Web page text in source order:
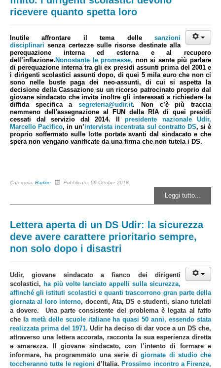
ricevere quanto spetta loro
Inutile affrontare il tema delle sanzioni
disciplinari senza certezze sulle risorse destinate alla
perequazione interna ed esterna e al recupero
dell’inflazione. Nonostante le promesse, non si sente più parlare
di perequazione interna tra gli ex presidi assunti prima del 2001 e
i dirigenti scolastici assunti dopo, di quei 5 mila euro che non ci
sono nelle buste paga dei neo-assunti, di cui si aspetta la
decisione della Cassazione su un ricorso patrocinato proprio dal
giovane sindacato che invita inoltre gli interessati a richiedere la
diffida specifica asegreteria@udir.it. Non c’è più traccia
nemmeno dell'assegnazione al FUN della RIA di quei presidi
cessati dal servizio dal 2014. Il presidente nazionale Udir,
Marcello Pacifico, in un’intervista incentrata sul contratto DS, si è
proprio soffermato sulle lotte portate avanti dal sindacato e che
spera non vengano vanificate da una firma che non tutela i DS.
Categoria: Radice Pubblicato: 09 Ottobre 2018
Leggi tutto...
Lettera aperta di un DS Udir: la sicurezza
deve avere carattere prioritario sempre,
non solo dopo i disastri
Udir, giovane sindacato a fianco dei dirigenti
scolastici, ha più volte lanciato appelli sulla sicurezza,
affinché gli istituti scolastici e quanti trascorrono gran parte della
giornata al loro interno, docenti, Ata, DS e studenti, siano tutelati
a dovere. Una parte consistente del problema è legata al fatto
che l a metà delle scuole italiane ha quasi 50 anni, essendo stata
realizzata prima del 1971. Udir ha deciso di dar voce a un DS che,
attraverso una lettera accorata, racconta la sua esperienza diretta
e amarezza. Il giovane sindacato, con l’intento di formare e
informare, ha programmato una serie digiornate di studio che
toccheranno tutte le regioni d’Italia. Prossimo incontro a Firenze,